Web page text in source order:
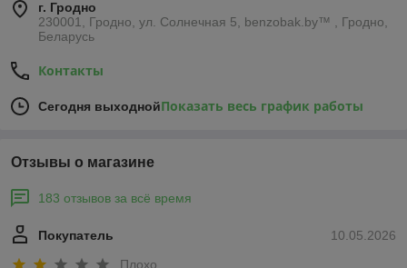
г. Гродно
230001, Гродно, ул. Солнечная 5, benzobak.by™ , Гродно,
Беларусь
Контакты
Сегодня выходнойПоказать весь график работы
Отзывы о магазине
183 отзывов за всё время
10.05.2026
Покупатель
Плохо